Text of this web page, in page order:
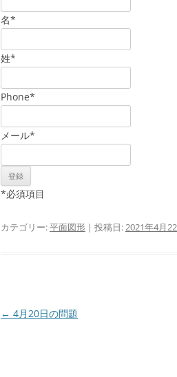
名*
姓*
Phone*
メール*
*必須項目
カテゴリー:平面図形 | 投稿日:2021年4月
投
← 4月20日の問題